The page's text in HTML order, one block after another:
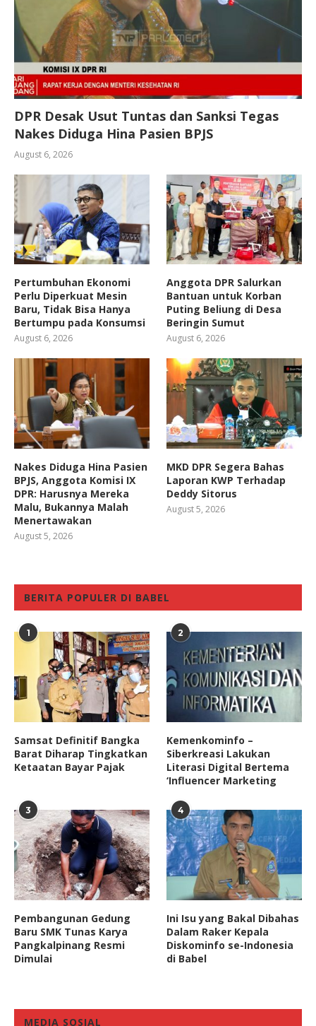
DPR Desak Usut Tuntas dan Sanksi Tegas
Nakes Diduga Hina Pasien BPJS
August 6, 2026
Pertumbuhan Ekonomi
Perlu Diperkuat Mesin
Baru, Tidak Bisa Hanya
Bertumpu pada Konsumsi
August 6, 2026
Anggota DPR Salurkan
Bantuan untuk Korban
Puting Beliung di Desa
Beringin Sumut
August 6, 2026
Nakes Diduga Hina Pasien
BPJS, Anggota Komisi IX
DPR: Harusnya Mereka
Malu, Bukannya Malah
Menertawakan
August 5, 2026
MKD DPR Segera Bahas
Laporan KWP Terhadap
Deddy Sitorus
August 5, 2026
BERITA POPULER DI BABEL
1
Samsat Definitif Bangka
Barat Diharap Tingkatkan
Ketaatan Bayar Pajak
2
Kemenkominfo –
Siberkreasi Lakukan
Literasi Digital Bertema
‘Influencer Marketing
3
Pembangunan Gedung
Baru SMK Tunas Karya
Pangkalpinang Resmi
Dimulai
4
Ini Isu yang Bakal Dibahas
Dalam Raker Kepala
Diskominfo se-Indonesia
di Babel
MEDIA SOSIAL